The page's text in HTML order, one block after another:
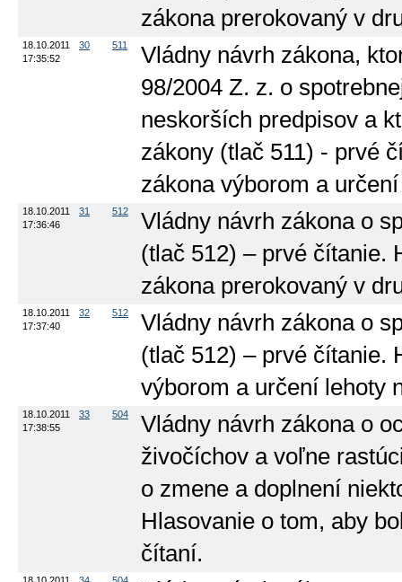
zákona prerokovaný v
18.10.2011
17:35:52
30 511
Vládny návrh zákona,
98/2004 Z. z. o
neskorších predpisov a
zákony (tlač 511) - prvé
zákona výborom a
18.10.2011
17:36:46
31 512
Vládny návrh zákona o
(tlač 512) – prvé čítanie.
zákona prerokovaný v
18.10.2011
17:37:40
32 512
Vládny návrh zákona o
(tlač 512) – prvé čítanie.
výborom a určení lehoty
18.10.2011
17:38:55
33 504
Vládny návrh zákona o
živočíchov a voľne
o zmene a doplnení
Hlasovanie o tom, aby
čítaní.